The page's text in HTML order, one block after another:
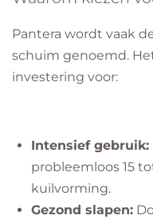
​Pantera wordt vaak
schuim genoemd.
investering voor:
Intensief gebruik:
probleemloos 15
kuilvorming.
Gezond slapen: